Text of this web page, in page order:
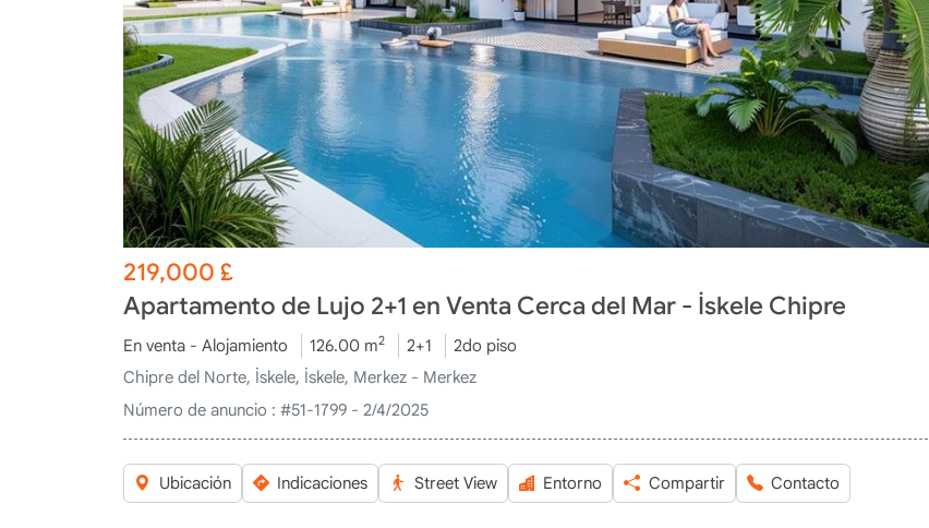
219,000£
Apartamento de Lujo 2+1 en Venta Cerca del Mar - İskele Chipre
En venta - Alojamiento 126.00 m2 2+1
2do piso
Chipre del Norte, İskele, İskele, Merkez - Merkez
Número de anuncio : #51-1799 - 2/4/2025
Ubicación Indicaciones Street View Entorno Compartir Contacto